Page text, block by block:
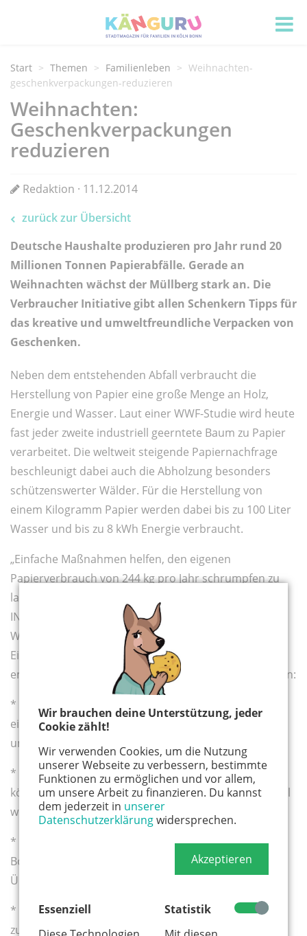
Wir brauchen deine Unterstützung, jeder
Cookie zählt!
Wir verwenden Cookies, um die Nutzung
unserer Webseite zu verbessern, bestimmte
Funktionen zu ermöglichen und vor allem,
um unsere Arbeit zu finanzieren. Du kannst
dem jederzeit in unserer
Datenschutzerklärungwidersprechen.
Akzeptieren
Essenziell
Statistik
Start Themen Familienleben
Weihnachten-
geschenkverpackungen-reduzieren
Weihnachten:
Geschenkverpackungen
reduzieren
Redaktion · 11.12.2014
zurück zur Übersicht
Deutsche Haushalte produzieren pro Jahr rund 20
Millionen Tonnen Papierabfälle. Gerade an
Weihnachten wächst der Müllberg stark an. Die
Verbraucher Initiative gibt allen Schenkern Tipps für
das kreative und umweltfreundliche Verpacken von
Geschenken.
Neben dem entstehenden Abfall verbraucht die
Herstellung von Papier eine große Menge an Holz,
Energie und Wasser. Laut einer WWF-Studie wird heute
fast jeder zweite industriell geerntete Baum zu Papier
verarbeitet. Die weltweit steigende Papiernachfrage
beschleunigt dabei auch die Abholzung besonders
schützenswerter Wälder. Für die Herstellung von
einem Kilogramm Papier werden dabei bis zu 100 Liter
Wasser und bis zu 8 kWh Energie verbraucht.
„Einfache Maßnahmen helfen, den eigenen
Papierverbrauch von 244 kg pro Jahr schrumpfen zu
lassen“, erklärt Anke Rößner von der VERBRAUCHER
INITIATIVE. Eine Möglichkeit ist, beim Verpacken der
Weihnachtsgeschenke auf verschwenderische
Einmalverpackungen zu verzichten. Die Referentin
empfiehlt folgende umweltfreundlichere Möglichkeiten:
* Bastelt Geschenkpapier aus Zeitungspapier oder
einseitig bedrucktem Schmierpapier und
umweltfreundlichen Farben einfach selbst.
* Seid beim Auspacken der Geschenke vorsichtig, so
könnt ihr das alte Geschenkpapier später noch einmal
wiederverwenden.
* Statt Papier können Ihr auch wiederverwendbare
Boxen oder Geschenktüten zum Verstecken der
Überraschung benutzen.
* Näht alte Stoffreste zu kreativen Stoffbeutelchen
zusammen, die anschließend auch an anderer Stelle